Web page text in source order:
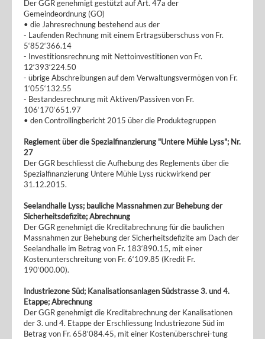
Der GGR genehmigt gestützt auf Art. 47a der
Gemeindeordnung (GO)
• die Jahresrechnung bestehend aus der
- Laufenden Rechnung mit einem Ertragsüberschuss von Fr.
5‘852‘366.14
- Investitionsrechnung mit Nettoinvestitionen von Fr.
12‘393‘224.50
- übrige Abschreibungen auf dem Verwaltungsvermögen von Fr.
1‘055‘132.55
- Bestandesrechnung mit Aktiven/Passiven von Fr.
106‘170‘651.97
• den Controllingbericht 2015 über die Produktegruppen
Reglement über die Spezialfinanzierung "Untere Mühle Lyss"; Nr.
27
Der GGR beschliesst die Aufhebung des Reglements über die
Spezialfinanzierung Untere Mühle Lyss rückwirkend per
31.12.2015.
Seelandhalle Lyss; bauliche Massnahmen zur Behebung der
Sicherheitsdefizite; Abrechnung
Der GGR genehmigt die Kreditabrechnung für die baulichen
Massnahmen zur Behebung der Sicherheitsdefizite am Dach der
Seelandhalle im Betrag von Fr. 183‘890.15, mit einer
Kostenunterschreitung von Fr. 6‘109.85 (Kredit Fr.
190‘000.00).
Industriezone Süd; Kanalisationsanlagen Südstrasse 3. und 4.
Etappe; Abrechnung
Der GGR genehmigt die Kreditabrechnung der Kanalisationen
der 3. und 4. Etappe der Erschliessung Industriezone Süd im
Betrag von Fr. 658‘084.45, mit einer Kostenüberschrei-tung